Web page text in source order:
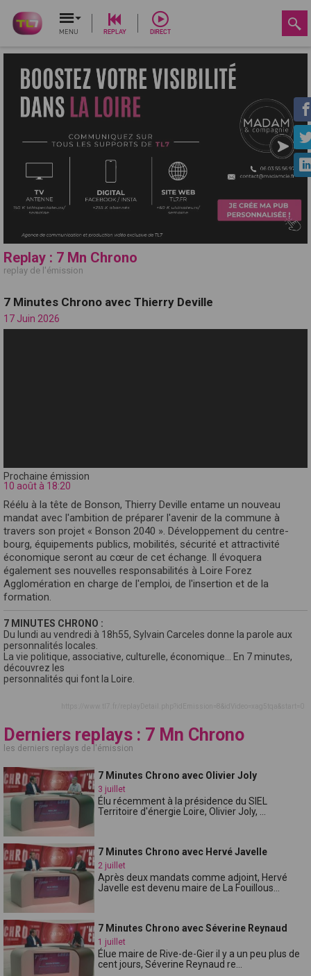
MENU REPLAY DIRECT
Replay : 7 Mn Chrono
replay de l'émission
7 Minutes Chrono avec Thierry Deville
17 Juin 2026
Prochaine émission
10 août à 18:20
Réélu à la tête de Bonson, Thierry Deville entame un nouveau
mandat avec l'ambition de préparer l'avenir de la commune à
travers son projet « Bonson 2040 ». Développement du centre-
bourg, équipements publics, mobilités, sécurité et attractivité
économique seront au cœur de cet échange. Il évoquera
également ses nouvelles responsabilités à Loire Forez
Agglomération en charge de l'emploi, de l'insertion et de la
formation.
7 MINUTES CHRONO :
Du lundi au vendredi à 18h55, Sylvain Carceles donne la parole aux
personnalités locales.
La vie politique, associative, culturelle, économique… En 7 minutes,
découvrez les
personnalités qui font la Loire.
Derniers replays : 7 Mn Chrono
les derniers replays de l'émission
7 Minutes Chrono avec Olivier Joly
3 juillet
Élu récemment à la présidence du SIEL
Territoire d'énergie Loire, Olivier Joly, ...
7 Minutes Chrono avec Hervé Javelle
2 juillet
Après deux mandats comme adjoint, Hervé
Javelle est devenu maire de La Fouillous...
7 Minutes Chrono avec Séverine Reynaud
1 juillet
Élue maire de Rive-de-Gier il y a un peu plus de
cent jours, Séverine Reynaud re...